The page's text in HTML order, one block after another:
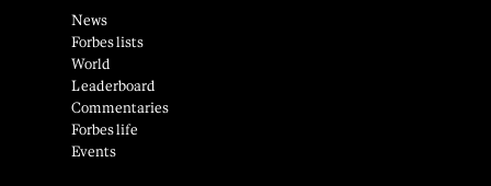
News
Forbes lists
World
Leaderboard
Commentaries
Forbes life
Events